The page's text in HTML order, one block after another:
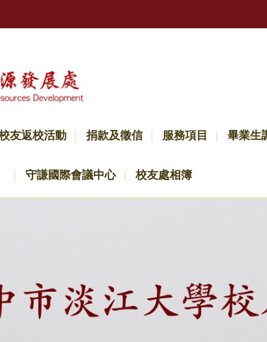
友返校活動 捐款及徵信 服務項目 畢業生
守謙國際會議中心 校友處相簿